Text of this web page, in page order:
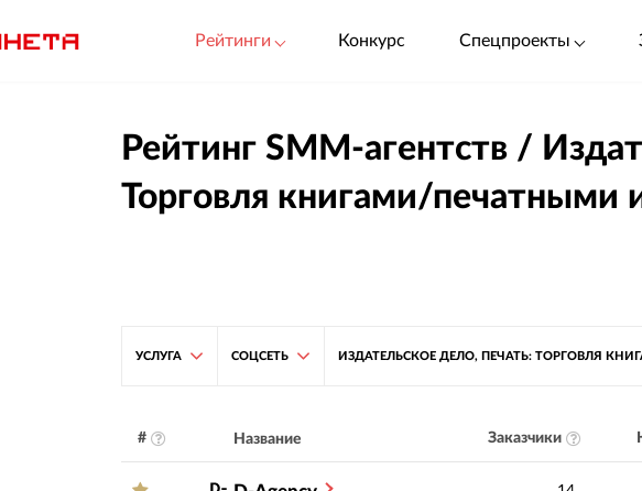
Рейтинги Конкурс Спецпроекты
Рейтинг SMM-агентств /
Торговля книгами/печатными
УСЛУГА СОЦСЕТЬ ИЗДАТЕЛЬСКОЕ ДЕЛО, ПЕЧАТЬ: ТОРГОВЛЯ
# Название Заказчики